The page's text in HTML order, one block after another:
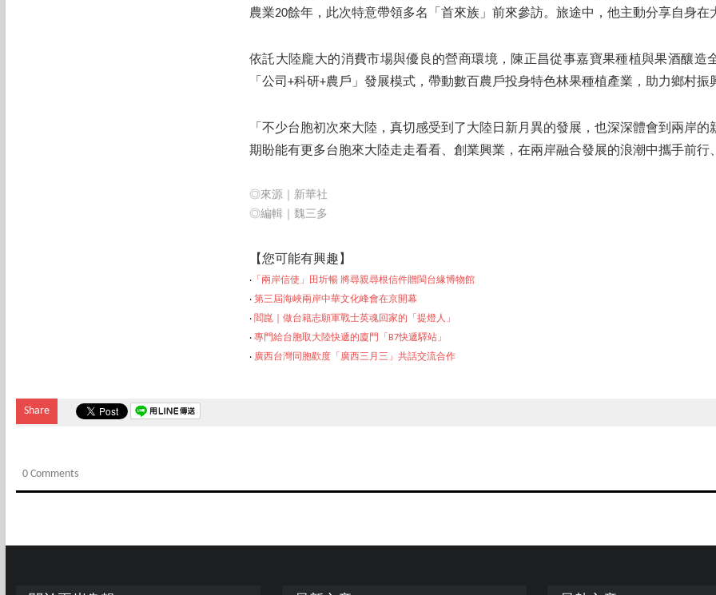
農業20餘年，此次特意帶領多名「首來族」前來參訪。旅途中，他主動分享自身在
依託大陸龐大的消費市場與優良的營商環境，陳正昌從事嘉寶果種植與果酒釀造
「公司+科研+農戶」發展模式，帶動數百農戶投身特色林果種植產業，助力鄉村振
「不少台胞初次來大陸，真切感受到了大陸日新月異的發展，也深深體會到兩岸的
期盼能有更多台胞來大陸走走看看、創業興業，在兩岸融合發展的浪潮中攜手前行
◎來源｜新華社
◎編輯｜魏三多
【您可能有興趣】
‧「兩岸信使」田圻暢 將尋親尋根信件贈閩台緣博物館
‧ 第三屆海峽兩岸中華文化峰會在京開幕
‧ 閻崑｜做台籍志願軍戰士英魂回家的「提燈人」
‧ 專門給台胞取大陸快遞的廈門「B7快遞驛站」
‧ 廣西台灣同胞歡度「廣西三月三」共話交流合作
Share
0 Comments